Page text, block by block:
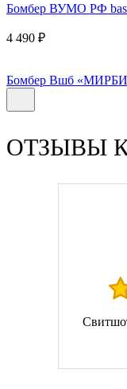
Бомбер ВУМО РФ
4 490 ₽
Бомбер Вшб
ОТЗЫВЫ